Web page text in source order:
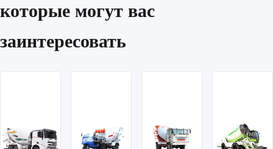
которые могут вас
заинтересовать